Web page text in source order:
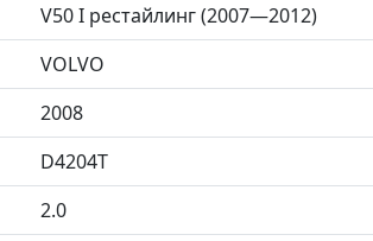
V50 I рестайлинг (2007—2012)
VOLVO
2008
D4204T
2.0